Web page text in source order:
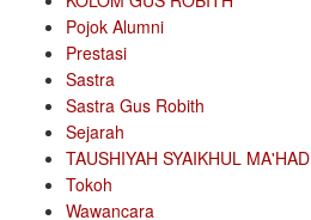
Pojok Alumni
Prestasi
Sastra
Sastra Gus Robith
Sejarah
TAUSHIYAH SYAIKHUL MA'HAD
Tokoh
Wawancara